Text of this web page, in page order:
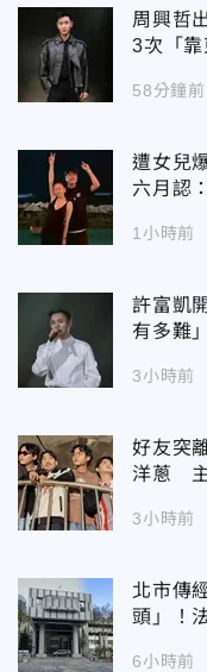
周興哲
3次「
58分鐘前
遭女兒
六月認
1小時前
許富凱
有多難
3小時前
好友突
洋蔥 主
3小時前
北市傳
頭」！
6小時前